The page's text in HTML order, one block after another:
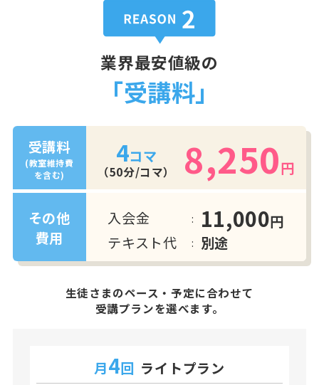
業界最安値級の
「受講料」
受講料
(教室維持費
を含む)
4コマ
（50分/コマ） 8,250円
その他
費用
入会金 11,000円
テキスト代
別途
生徒さまのペース・予定に合わせて
受講プランを選べます。
月4回 ライトプラン